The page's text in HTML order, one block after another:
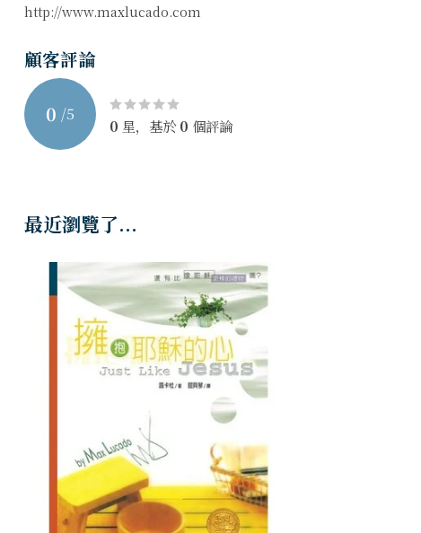
http://www.maxlucado.com
顧客評論
0 /5
0 星，基於0 個評論
最近瀏覽了...